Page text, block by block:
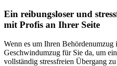
Ein reibungsloser und
mit Profis an Ihrer Seite
Wenn es um Ihren Behördenumzug
Geschwindumzug für Sie da, um
vollständig stressfreien Übergang